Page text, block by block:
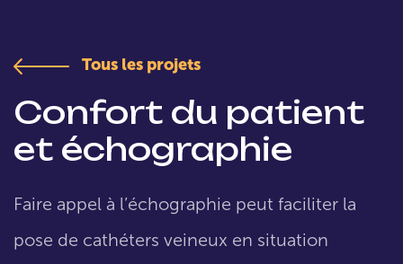
Tous les projets
Confort du patient
et échographie
Faire appel à l’échographie peut faciliter la
pose de cathéters veineux en situation